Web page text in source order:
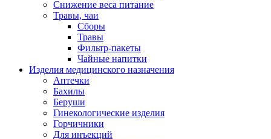
Снижение веса питание
Травы, чаи
Сборы
Травы
Фильтр-пакеты
Чайные напитки
Изделия медицинского назначения
Аптечки
Бахилы
Беруши
Гинекологические изделия
Горчичники
Для инъекций